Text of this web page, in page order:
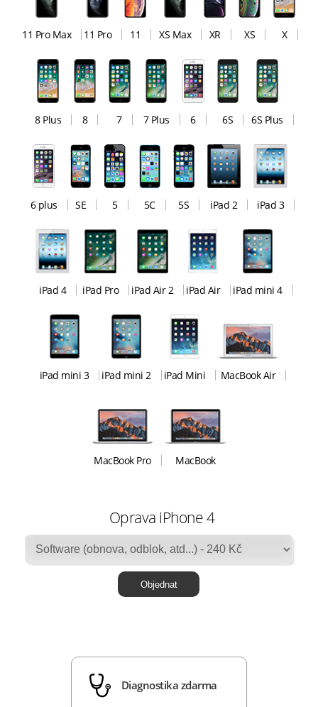
11 Pro Max 11 Pro 11 XS Max XR XS X
8 Plus 8 7 7 Plus 6 6S 6S Plus
6 plus SE 5 5C 5S iPad 2 iPad 3
iPad 4 iPad Pro iPad Air 2 iPad Air iPad mini 4
iPad mini 3 iPad mini 2 iPad Mini MacBook Air
MacBook Pro MacBook
Oprava iPhone 4
Diagnostika zdarma